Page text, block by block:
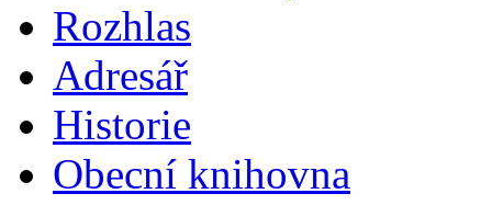
Rozhlas
Adresář
Historie
Obecní knihovna